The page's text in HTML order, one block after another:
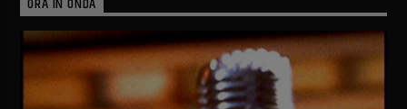
ORA IN ONDA